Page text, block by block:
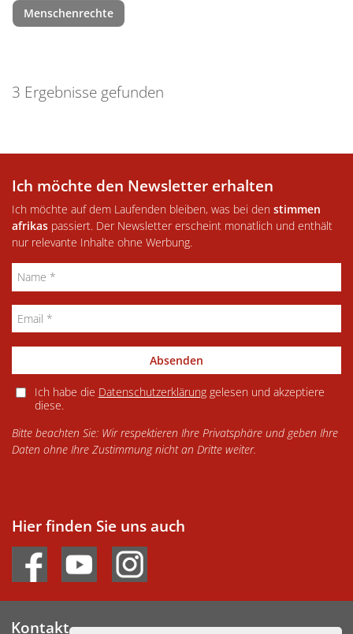
Menschenrechte
3 Ergebnisse gefunden
Ich möchte den Newsletter erhalten
Ich möchte auf dem Laufenden bleiben, was bei den stimmen
afrikas passiert. Der Newsletter erscheint monatlich und enthält
nur relevante Inhalte ohne Werbung.
Absenden
Ich habe die Datenschutzerklärunggelesen und akzeptiere
diese.
Bitte beachten Sie: Wir respektieren Ihre Privatsphäre und geben Ihre
Daten ohne Ihre Zustimmung nicht an Dritte weiter.
Hier finden Sie uns auch
Kontakt